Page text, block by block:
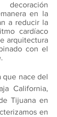
en la
a reducir la
cardíaco
arquitectura
con el
que nace del
California,
Tijuana en
en